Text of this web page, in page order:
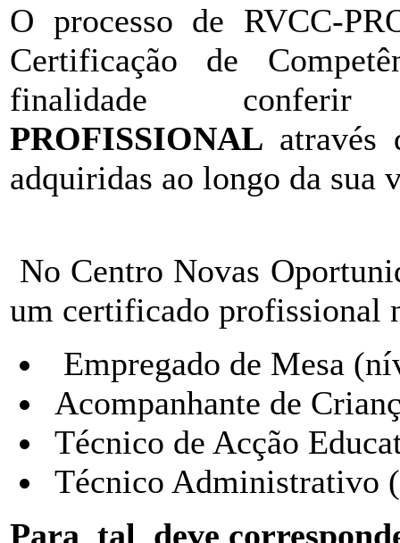
O processo de RVCC-
Certificação de
finalidade
PROFISSIONAL através
adquiridas ao longo da sua
No Centro Novas
um certificado profissional
Empregado de Mesa
Acompanhante de
Técnico de Acção
Técnico Administrativo
Para tal deve